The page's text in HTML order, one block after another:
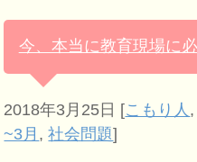
今、本当に教育現場に
2018年3月25日 [こもり人
~3月 ,社会問題]